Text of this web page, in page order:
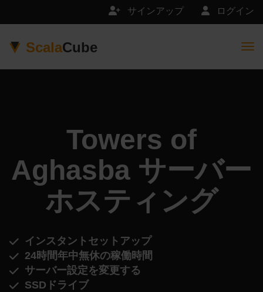
ログイン
サインアップ
ScalaCube
Towers of
Aghasba サーバー
ホスティング
インスタントセットアップ
24時間年中無休の稼働時間
サーバー設定を変更する
SSDドライブ